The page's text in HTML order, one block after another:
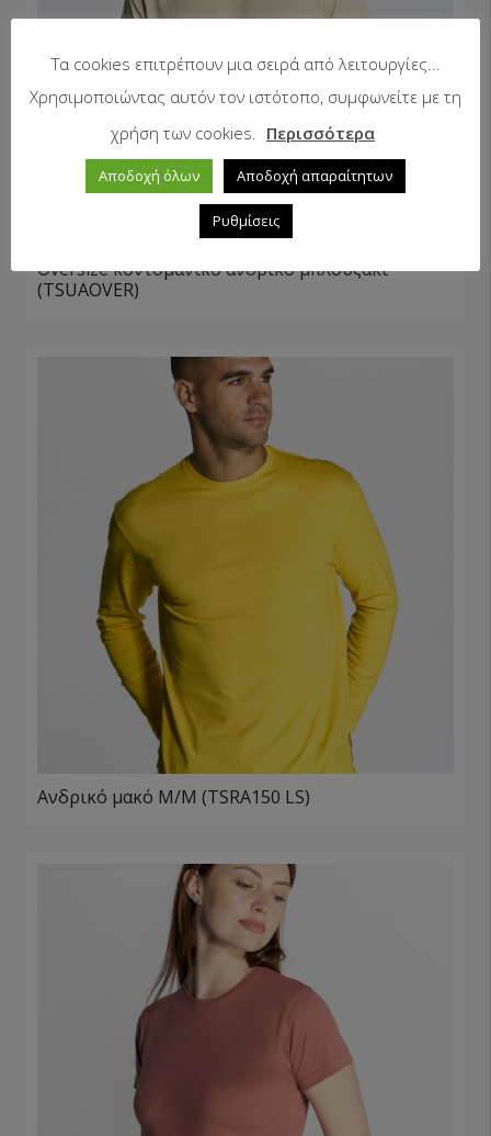
Oversize κοντομάνικο ανδρικό μπλουζάκι
(TSUAOVER)
Ανδρικό μακό Μ/Μ (TSRA150 LS)
Τα cookies επιτρέπουν μια σειρά από λειτουργίες...
Χρησιμοποιώντας αυτόν τον ιστότοπο, συμφωνείτε με τη
χρήση των cookies.
Περισσότερα
Αποδοχή όλων Αποδοχή απαραίτητων
Ρυθμίσεις